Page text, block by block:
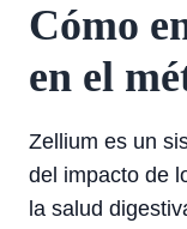
Cómo
en el
Zellium es un
del impacto de
la salud